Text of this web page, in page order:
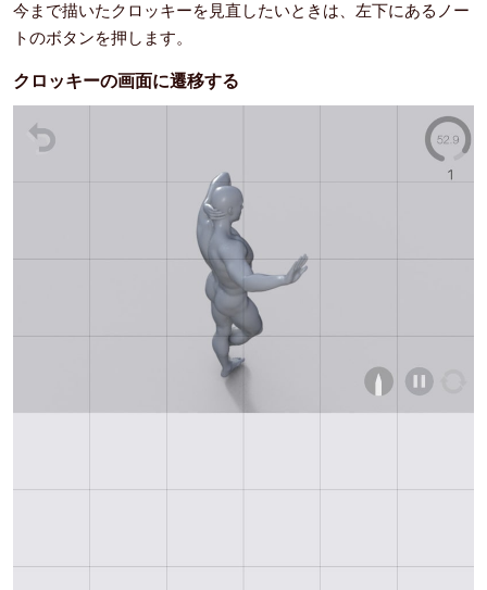
今まで描いたクロッキーを見直したいときは、左下にあるノー
トのボタンを押します。
クロッキーの画面に遷移する